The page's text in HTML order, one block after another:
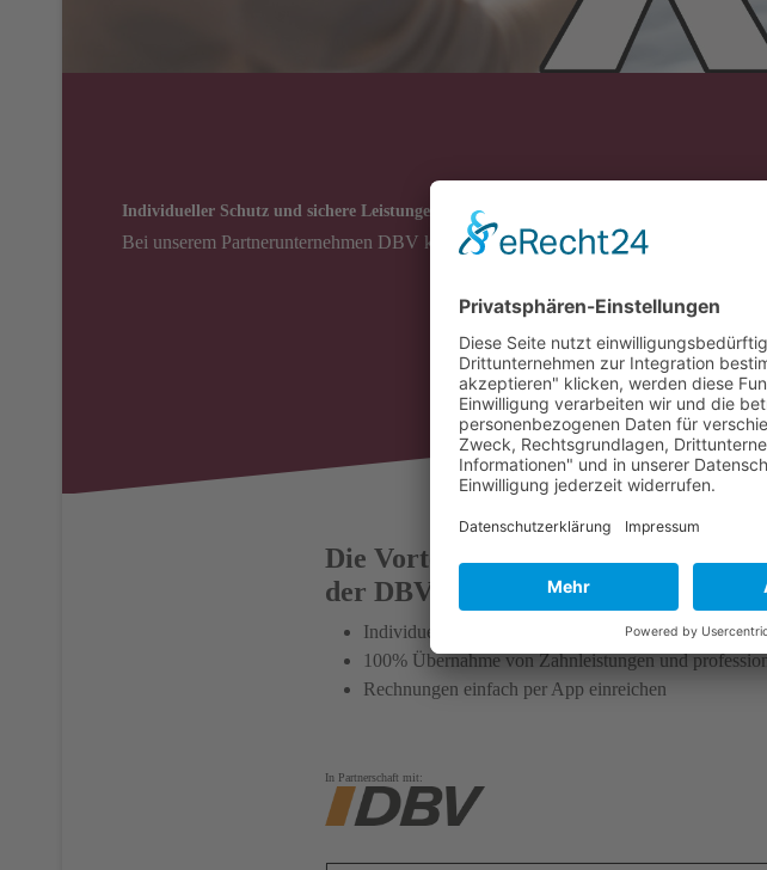
Individueller Schutz und sichere Leistungen
Bei unserem Partnerunternehmen DBV kannst Du den Wunschtarif nach Deinen
Die Vorteile
der DBV
Individuell anpassbar an Deinen Beihilfeanspruch
100% Übernahme von Zahnleistungen und
Rechnungen einfach per App einreichen
In Partnerschaft mit: